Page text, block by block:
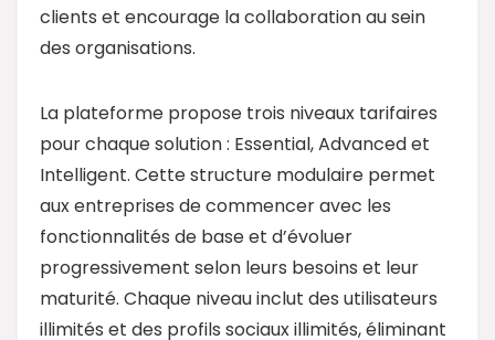
clients et encourage la collaboration au sein
des organisations.
La plateforme propose trois niveaux tarifaires
pour chaque solution : Essential, Advanced et
Intelligent. Cette structure modulaire permet
aux entreprises de commencer avec les
fonctionnalités de base et d’évoluer
progressivement selon leurs besoins et leur
maturité. Chaque niveau inclut des utilisateurs
illimités et des profils sociaux illimités, éliminant